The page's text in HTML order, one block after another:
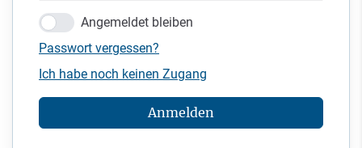
Angemeldet bleiben
Passwort vergessen?
Ich habe noch keinen Zugang
Anmelden